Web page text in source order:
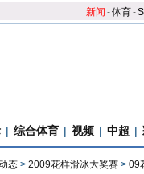
新闻 -体育-S
| 综合体育 | 视频 | 中超 |
态 > 2009花样滑冰大奖赛 > 09